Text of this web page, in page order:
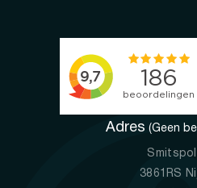
Adres (Geen
Smitspol
3861RS